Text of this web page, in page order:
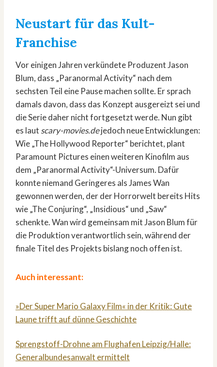
Neustart für das Kult-
Franchise
Vor einigen Jahren verkündete Produzent Jason
Blum, dass „Paranormal Activity“ nach dem
sechsten Teil eine Pause machen sollte. Er sprach
damals davon, dass das Konzept ausgereizt sei und
die Serie daher nicht fortgesetzt werde. Nun gibt
es laut scary-movies.dejedoch neue Entwicklungen:
Wie „The Hollywood Reporter“ berichtet, plant
Paramount Pictures einen weiteren Kinofilm aus
dem „Paranormal Activity“-Universum. Dafür
konnte niemand Geringeres als James Wan
gewonnen werden, der der Horrorwelt bereits Hits
wie „The Conjuring“, „Insidious“ und „Saw“
schenkte. Wan wird gemeinsam mit Jason Blum für
die Produktion verantwortlich sein, während der
finale Titel des Projekts bislang noch offen ist.
Auch interessant:
»Der Super Mario Galaxy Film« in der Kritik: Gute
Laune trifft auf dünne Geschichte
Sprengstoff-Drohne am Flughafen Leipzig/Halle:
Generalbundesanwalt ermittelt